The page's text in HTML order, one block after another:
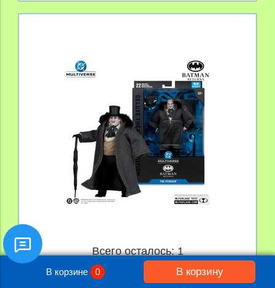
Всего осталось: 1
Фигурка Пингвин из фильма Бэтмен
Возвращается Deluxe Theatrical
В корзине 0 В корзину